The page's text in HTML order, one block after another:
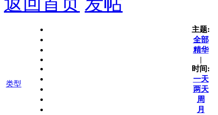
类型
主题:
全部
精华
|
时间:
一天
两天
周
月